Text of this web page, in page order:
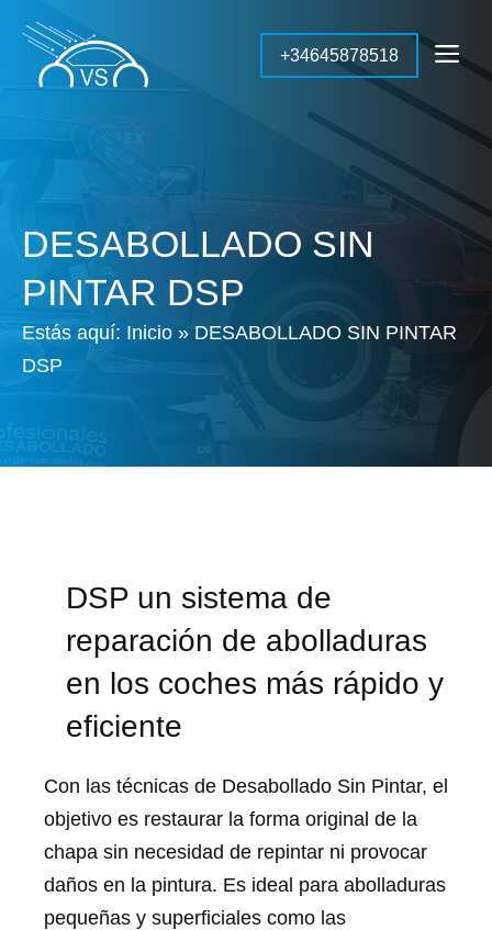
contenido
+34645878518
DESABOLLADO SIN
PINTAR DSP
Estás aquí: Inicio » DESABOLLADO SIN PINTAR
DSP
DSP un sistema de
reparación de abolladuras
en los coches más rápido y
eficiente
Con las técnicas de Desabollado Sin Pintar, el
objetivo es restaurar la forma original de la
chapa sin necesidad de repintar ni provocar
daños en la pintura. Es ideal para abolladuras
pequeñas y superficiales como las